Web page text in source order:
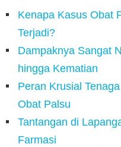
Kenapa Kasus Obat
Terjadi?
Dampaknya Sangat
hingga Kematian
Peran Krusial
Obat Palsu
Tantangan di
Farmasi